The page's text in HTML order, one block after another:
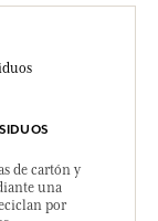
de cartón y
una
por